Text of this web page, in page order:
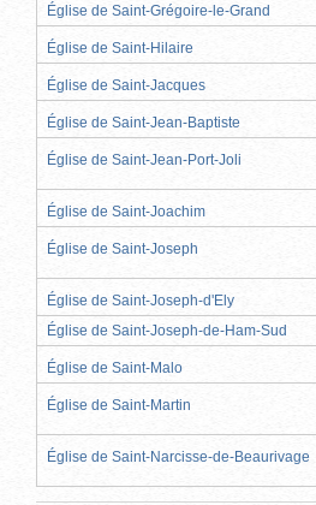
Église de Saint-Grégoire-le-Grand
Église de Saint-Hilaire
Église de Saint-Jacques
Église de Saint-Jean-Baptiste
Église de Saint-Jean-Port-Joli
Église de Saint-Joachim
Église de Saint-Joseph
Église de Saint-Joseph-d'Ely
Église de Saint-Joseph-de-Ham-Sud
Église de Saint-Malo
Église de Saint-Martin
Église de Saint-Narcisse-de-Beaurivage